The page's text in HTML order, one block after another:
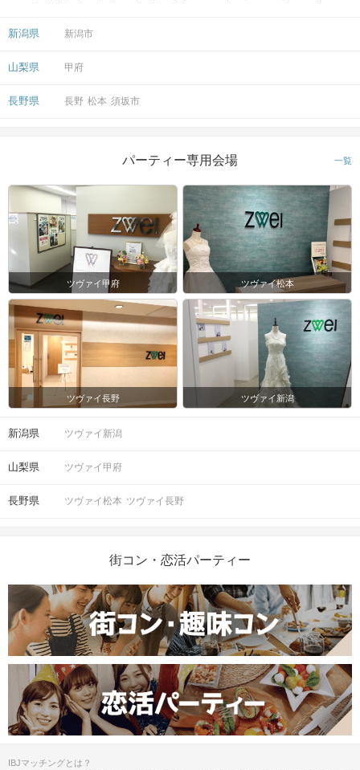
新潟県 新潟市
山梨県 甲府
長野県 長野 松本 須坂市
パーティー専用会場 一覧
ツヴァイ甲府 ツヴァイ松本
ツヴァイ長野 ツヴァイ新潟
新潟県 ツヴァイ新潟
山梨県 ツヴァイ甲府
長野県 ツヴァイ松本 ツヴァイ長野
街コン・恋活パーティー
IBJマッチングとは？